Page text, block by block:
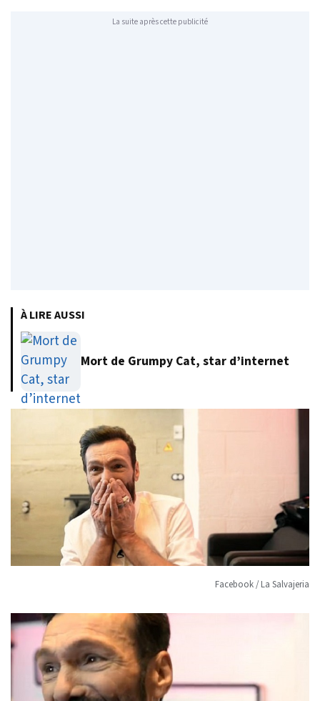
La suite après cette publicité
À LIRE AUSSI
Mort de Grumpy Cat, star d’internet
Facebook / La Salvajeria